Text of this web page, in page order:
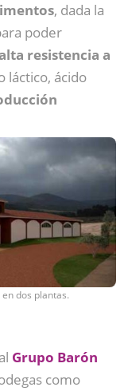
, dada la
poder
resistencia a
láctico, ácido
dos plantas.
Grupo Barón
como